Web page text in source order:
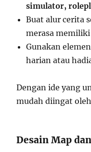
simulator,
Buat alur cerita
merasa
Gunakan
harian atau
Dengan ide yang
mudah diingat
Desain Map